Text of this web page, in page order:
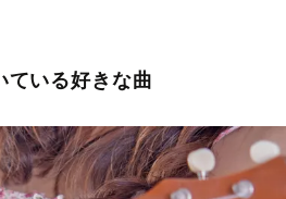
いる好きな曲